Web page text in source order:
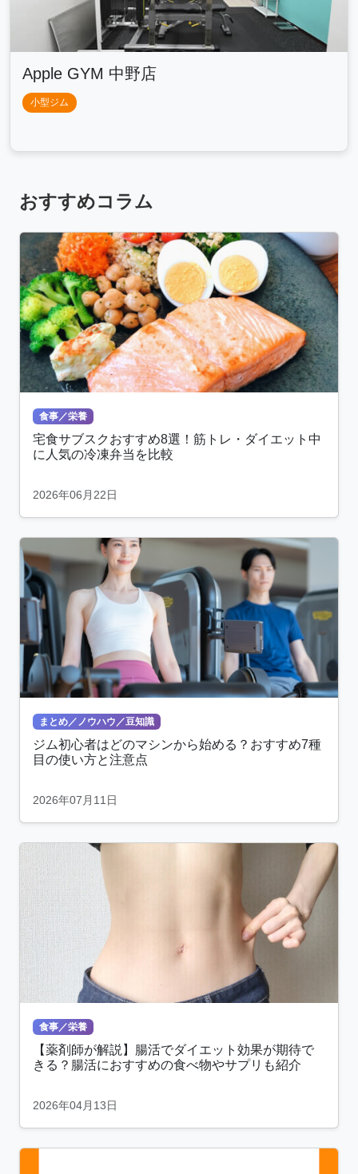
Apple GYM 中野店
小型ジム
おすすめコラム
食事／栄養
宅食サブスクおすすめ8選！筋トレ・ダイエット中
に人気の冷凍弁当を比較
2026年06月22日
まとめ／ノウハウ／豆知識
ジム初心者はどのマシンから始める？おすすめ7種
目の使い方と注意点
2026年07月11日
食事／栄養
【薬剤師が解説】腸活でダイエット効果が期待で
きる？腸活におすすめの食べ物やサプリも紹介
2026年04月13日